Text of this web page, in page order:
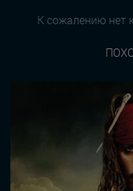
К сожалению нет